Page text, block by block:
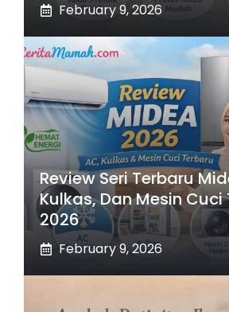
February 9, 2026
Review Seri Terbaru
Kulkas, Dan Mesin Cuci
2026
February 9, 2026